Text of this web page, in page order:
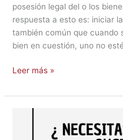
posesión legal del o los
respuesta a esto es: iniciar
también común que cuando
bien en cuestión, uno no
Leer más »